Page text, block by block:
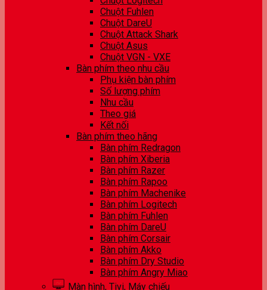
Chuột Fuhlen
Chuột DareU
Chuột Attack Shark
Chuột Asus
Chuột VGN - VXE
Bàn phím theo nhu cầu
Phụ kiện bàn phím
Số lượng phím
Nhu cầu
Theo giá
Kết nối
Bàn phím theo hãng
Bàn phím Redragon
Bàn phím Xiberia
Bàn phím Razer
Bàn phím Rapoo
Bàn phím Machenike
Bàn phím Logitech
Bàn phím Fuhlen
Bàn phím DareU
Bàn phím Corsair
Bàn phím Akko
Bàn phím Dry Studio
Bàn phím Angry Miao
Màn hình, Tivi, Máy chiếu